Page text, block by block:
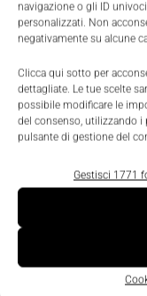
navigazione o gli ID
personalizzati. Non
negativamente su alcune
Clicca qui sotto per
dettagliate. Le tue scelte
possibile modificare le
del consenso, utilizzando i
pulsante di gestione del
Gestisci 1771
subito incidenti
elemento che
livello di priorità
supply chain.
Processi
Sul piano
meno di quattro
dati relativi ai
informazioni in